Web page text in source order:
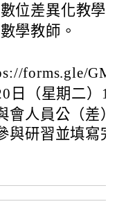
位差異化教學
學教師。
forms.gle/
日（星期二）
會人員公（差
與研習並填寫